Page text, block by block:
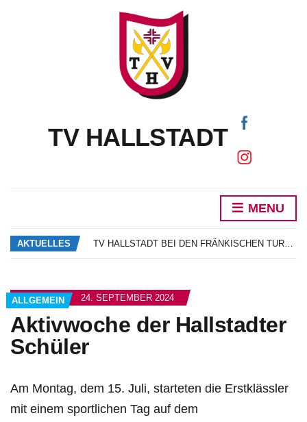
TV HALLSTADT
MENU
AKTUELLES
DAS NEUE VEREINSHEFT IST DA!
TV HALLSTADT BEI DEN FRÄNKISCHEN TURNERJUGENDMEISTERSCHAFTEN
ALLGEMEIN 24. SEPTEMBER 2024
Aktivwoche der Hallstadter
Schüler
Am Montag, dem 15. Juli, starteten die Erstklässler
mit einem sportlichen Tag auf dem